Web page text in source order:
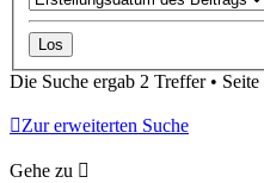
Die Suche ergab 2 Treffer • Seite
Zur erweiterten Suche
Gehe zu